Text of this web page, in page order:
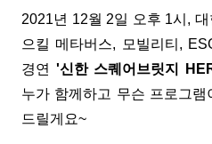
2021년 12월 2일 오후 1시,
으킬 메타버스, 모빌리티,
경연 '신한 스퀘어브릿지
누가 함께하고 무슨 프로그
드릴게요~